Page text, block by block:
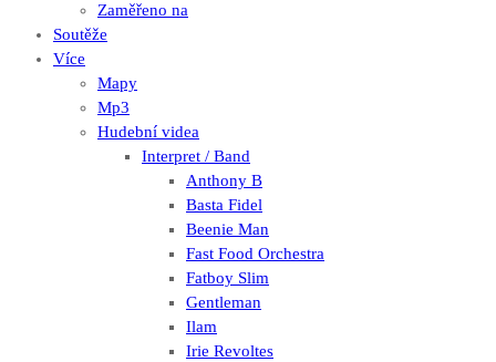
Zaměřeno na
Soutěže
Více
Mapy
Mp3
Hudební videa
Interpret / Band
Anthony B
Basta Fidel
Beenie Man
Fast Food Orchestra
Fatboy Slim
Gentleman
Ilam
Irie Revoltes